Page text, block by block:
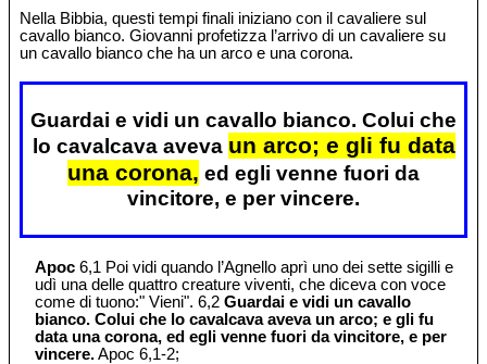
Nella Bibbia, questi tempi finali iniziano con il cavaliere sul
cavallo bianco. Giovanni profetizza l’arrivo di un cavaliere su
un cavallo bianco che ha un arco e una corona.
Guardai e vidi un cavallo bianco. Colui che
lo cavalcava aveva un arco; e gli fu data
una corona, ed egli venne fuori da
vincitore, e per vincere.
Apoc 6,1 Poi vidi quando l’Agnello aprì uno dei sette sigilli e
udì una delle quattro creature viventi, che diceva con voce
come di tuono:" Vieni". 6,2Guardai e vidi un cavallo
bianco. Colui che lo cavalcava aveva un arco; e gli fu
data una corona, ed egli venne fuori da vincitore, e per
vincere.Apoc 6,1-2;